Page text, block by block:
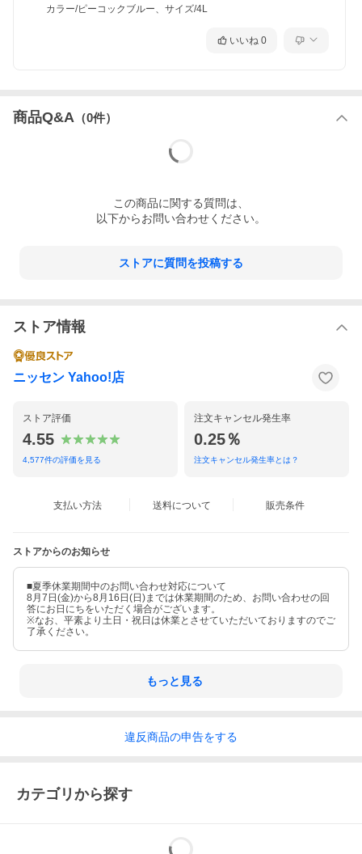
け心地で、アンダーも肌に直接ゴムが当らないソフトな着用感！
で、お家時間などにオススメです♪総レースだから華奢＆ロマンテ
カラー/ピーコックブルー、サイズ/4L
いいね 0
商品Q&A （0件）
この商品に関する質問は、
以下からお問い合わせください。
ストアに質問を投稿する
ストア情報
ニッセン Yahoo!店
ストア評価
4.55
4,577件の評価を見る
注文キャンセル発生率
0.25％
注文キャンセル発生率とは？
支払い方法 送料について 販売条件
ストアからのお知らせ
■夏季休業期間中のお問い合わせ対応について
8月7日(金)から8月16日(日)までは休業期間のため、お問い合わせの回
答にお日にちをいただく場合がございます。
※なお、平素より土日・祝日は休業とさせていただいておりますのでご
了承ください。
もっと見る
違反商品の申告をする
カテゴリから探す